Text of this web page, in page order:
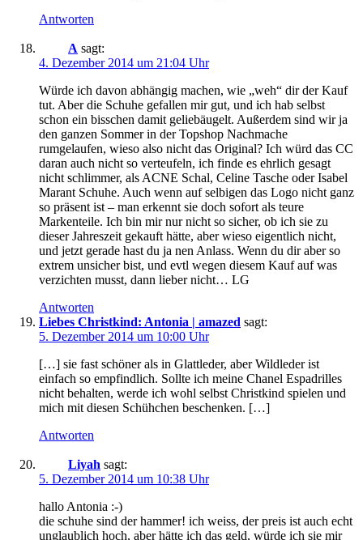
Antworten
A sagt:
4. Dezember 2014 um 21:04 Uhr
Würde ich davon abhängig machen, wie „weh“ dir der Kauf
tut. Aber die Schuhe gefallen mir gut, und ich hab selbst
schon ein bisschen damit geliebäugelt. Außerdem sind wir ja
den ganzen Sommer in der Topshop Nachmache
rumgelaufen, wieso also nicht das Original? Ich würd das CC
daran auch nicht so verteufeln, ich finde es ehrlich gesagt
nicht schlimmer, als ACNE Schal, Celine Tasche oder Isabel
Marant Schuhe. Auch wenn auf selbigen das Logo nicht ganz
so präsent ist – man erkennt sie doch sofort als teure
Markenteile. Ich bin mir nur nicht so sicher, ob ich sie zu
dieser Jahreszeit gekauft hätte, aber wieso eigentlich nicht,
und jetzt gerade hast du ja nen Anlass. Wenn du dir aber so
extrem unsicher bist, und evtl wegen diesem Kauf auf was
verzichten musst, dann lieber nicht… LG
Antworten
Liebes Christkind: Antonia | amazed sagt:
5. Dezember 2014 um 10:00 Uhr
[…] sie fast schöner als in Glattleder, aber Wildleder ist
einfach so empfindlich. Sollte ich meine Chanel Espadrilles
nicht behalten, werde ich wohl selbst Christkind spielen und
mich mit diesen Schühchen beschenken. […]
Antworten
Liyah sagt:
5. Dezember 2014 um 10:38 Uhr
hallo Antonia :-)
die schuhe sind der hammer! ich weiss, der preis ist auch echt
unglaublich hoch, aber hätte ich das geld, würde ich sie mir